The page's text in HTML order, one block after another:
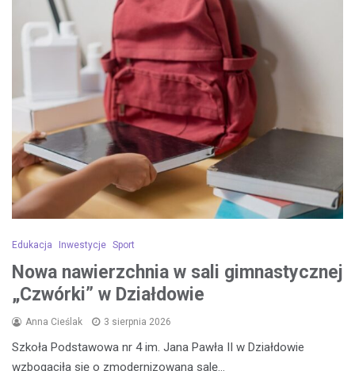
Edukacja Inwestycje Sport
Nowa nawierzchnia w sali gimnastycznej
„Czwórki” w Działdowie
Anna Cieślak 3 sierpnia 2026
Szkoła Podstawowa nr 4 im. Jana Pawła II w Działdowie
wzbogaciła się o zmodernizowaną salę…